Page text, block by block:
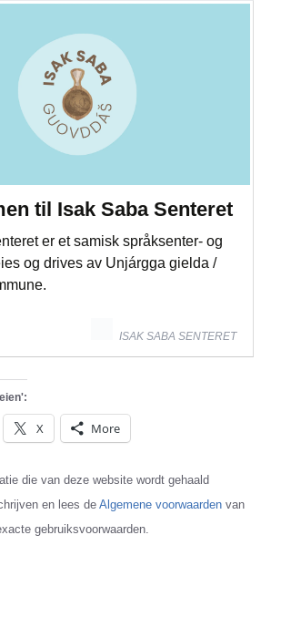
til Isak Saba Senteret
er et samisk språksenter- og
og drives av Unjárgga gielda /
ISAK SABA SENTERET
X More
die van deze website wordt gehaald
en lees de Algemene voorwaarden van
gebruiksvoorwaarden.